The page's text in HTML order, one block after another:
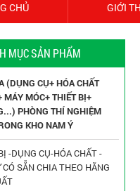
CHỦ GIỚI
MỤC SẢN PHẨM
(DỤNG CỤ+ HÓA CHẤT
MÁY MÓC+ THIẾT BỊ+
PHÒNG THÍ NGHIỆM
KHO NAM Ý
-DỤNG CỤ-HÓA CHẤT -
SẴN CHIA THEO HÃNG